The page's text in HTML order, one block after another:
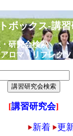
ボックス-講
研究会検索
ロマ・リフレクソ
[講習研究会]
新着 更